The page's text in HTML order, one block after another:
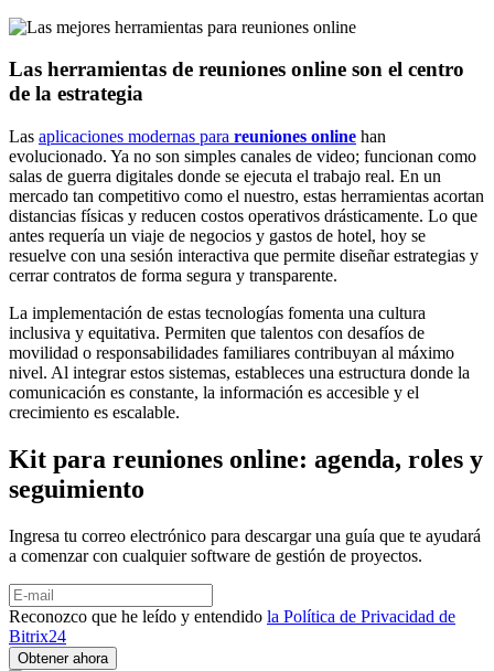
Las herramientas de reuniones online son el centro
de la estrategia
Las aplicaciones modernas para reuniones online han
evolucionado. Ya no son simples canales de video; funcionan como
salas de guerra digitales donde se ejecuta el trabajo real. En un
mercado tan competitivo como el nuestro, estas herramientas acortan
distancias físicas y reducen costos operativos drásticamente. Lo que
antes requería un viaje de negocios y gastos de hotel, hoy se
resuelve con una sesión interactiva que permite diseñar estrategias y
cerrar contratos de forma segura y transparente.
La implementación de estas tecnologías fomenta una cultura
inclusiva y equitativa. Permiten que talentos con desafíos de
movilidad o responsabilidades familiares contribuyan al máximo
nivel. Al integrar estos sistemas, estableces una estructura donde la
comunicación es constante, la información es accesible y el
crecimiento es escalable.
Kit para reuniones online: agenda, roles y
seguimiento
Ingresa tu correo electrónico para descargar una guía que te ayudará
a comenzar con cualquier software de gestión de proyectos.
Reconozco que he leído y entendido la Política de Privacidad de
Bitrix24